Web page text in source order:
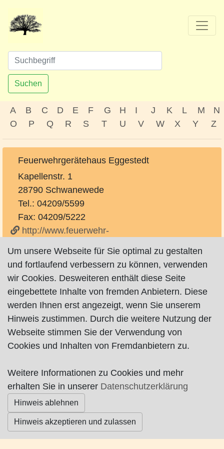
Suchen
A B C D E F G H I J K L M
N
O
P Q R S T U V W X Y Z
Feuerwehrgerätehaus Eggestedt
Kapellenstr. 1
28790 Schwanewede
Tel.: 04209/5599
Fax: 04209/5222
http://www.feuerwehr-
Feuerwehr
Alle Angaben ausdrücklich ohne Gewähr !!!
© Worpswede24 2015-2026
Um unsere Webseite für Sie optimal zu gestalten
und fortlaufend verbessern zu können, verwenden
wir Cookies. Desweiteren enthält diese Seite
eingebettete Inhalte von fremden Anbietern. Diese
werden Ihnen erst angezeigt, wenn Sie unserem
Hinweis zustimmen. Durch die weitere Nutzung der
Webseite stimmen Sie der Verwendung von
Cookies und Inhalten von Fremdanbietern zu.
Weitere Informationen zu Cookies und mehr
erhalten Sie in unserer Datenschutzerklärung
Hinweis ablehnen
Hinweis akzeptieren und zulassen